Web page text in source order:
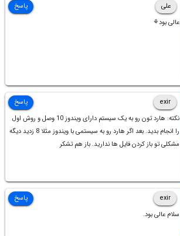
علی
عالی بود⚘
پاسخ
exir
نکته: هارد تون رو به یک سیستم دارای ویندوز 10 وصل و روش اول
را انجام بدید. بعد اگر هارد رو به سیستمی با ویندوز مثلا 8 زدید دیگه
مشکلی تو باز کردن فایل ها ندارید. باز هم تشکر
پاسخ
exir
سلام عالی بود.
پاسخ